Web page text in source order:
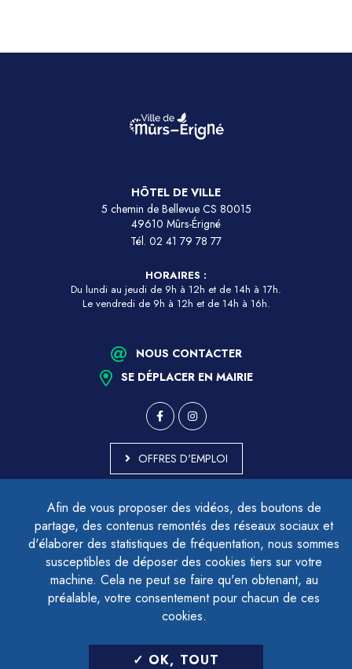
Afin de vous proposer des vidéos, des boutons de
partage, des contenus remontés des réseaux sociaux et
d'élaborer des statistiques de fréquentation, nous sommes
susceptibles de déposer des cookies tiers sur votre
machine. Cela ne peut se faire qu'en obtenant, au
préalable, votre consentement pour chacun de ces
cookies.
OK, TOUT
HÔTEL DE VILLE
5 chemin de Bellevue CS 80015
49610 Mûrs-Érigné
Tél. 02 41 79 78 77
HORAIRES :
Du lundi au jeudi de 9h à 12h et de 14h à 17h.
Le vendredi de 9h à 12h et de 14h à 16h.
NOUS CONTACTER
SE DÉPLACER EN MAIRIE
OFFRES D'EMPLOI
ACCESSIBILITÉ - PARTIELLEMENT CONFORME
PLAN DU SITE
MENTIONS LÉGALES
CONTACTER LE DÉLÉGUÉ À LA PROTECTION DES DONNÉES
GESTION DES COOKIES
LETTRE D'INFORMATION